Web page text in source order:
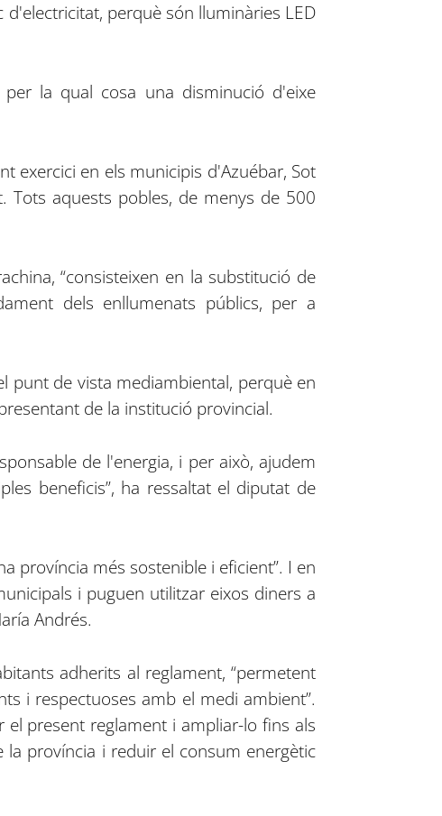
perquè són lluminàries LED
la qual cosa una disminució d'eixe
exercici en els municipis d'Azuébar, Sot
Tots aquests pobles, de menys de 500
“consisteixen en la substitució de
dels enllumenats públics, per a
punt de vista mediambiental, perquè en
de la institució provincial.
de l'energia, i per això, ajudem
beneficis”, ha ressaltat el diputat de
província més sostenible i eficient”. I en
i puguen utilitzar eixos diners a
Andrés.
adherits al reglament, “permetent
i respectuoses amb el medi ambient”.
present reglament i ampliar-lo fins als
província i reduir el consum energètic